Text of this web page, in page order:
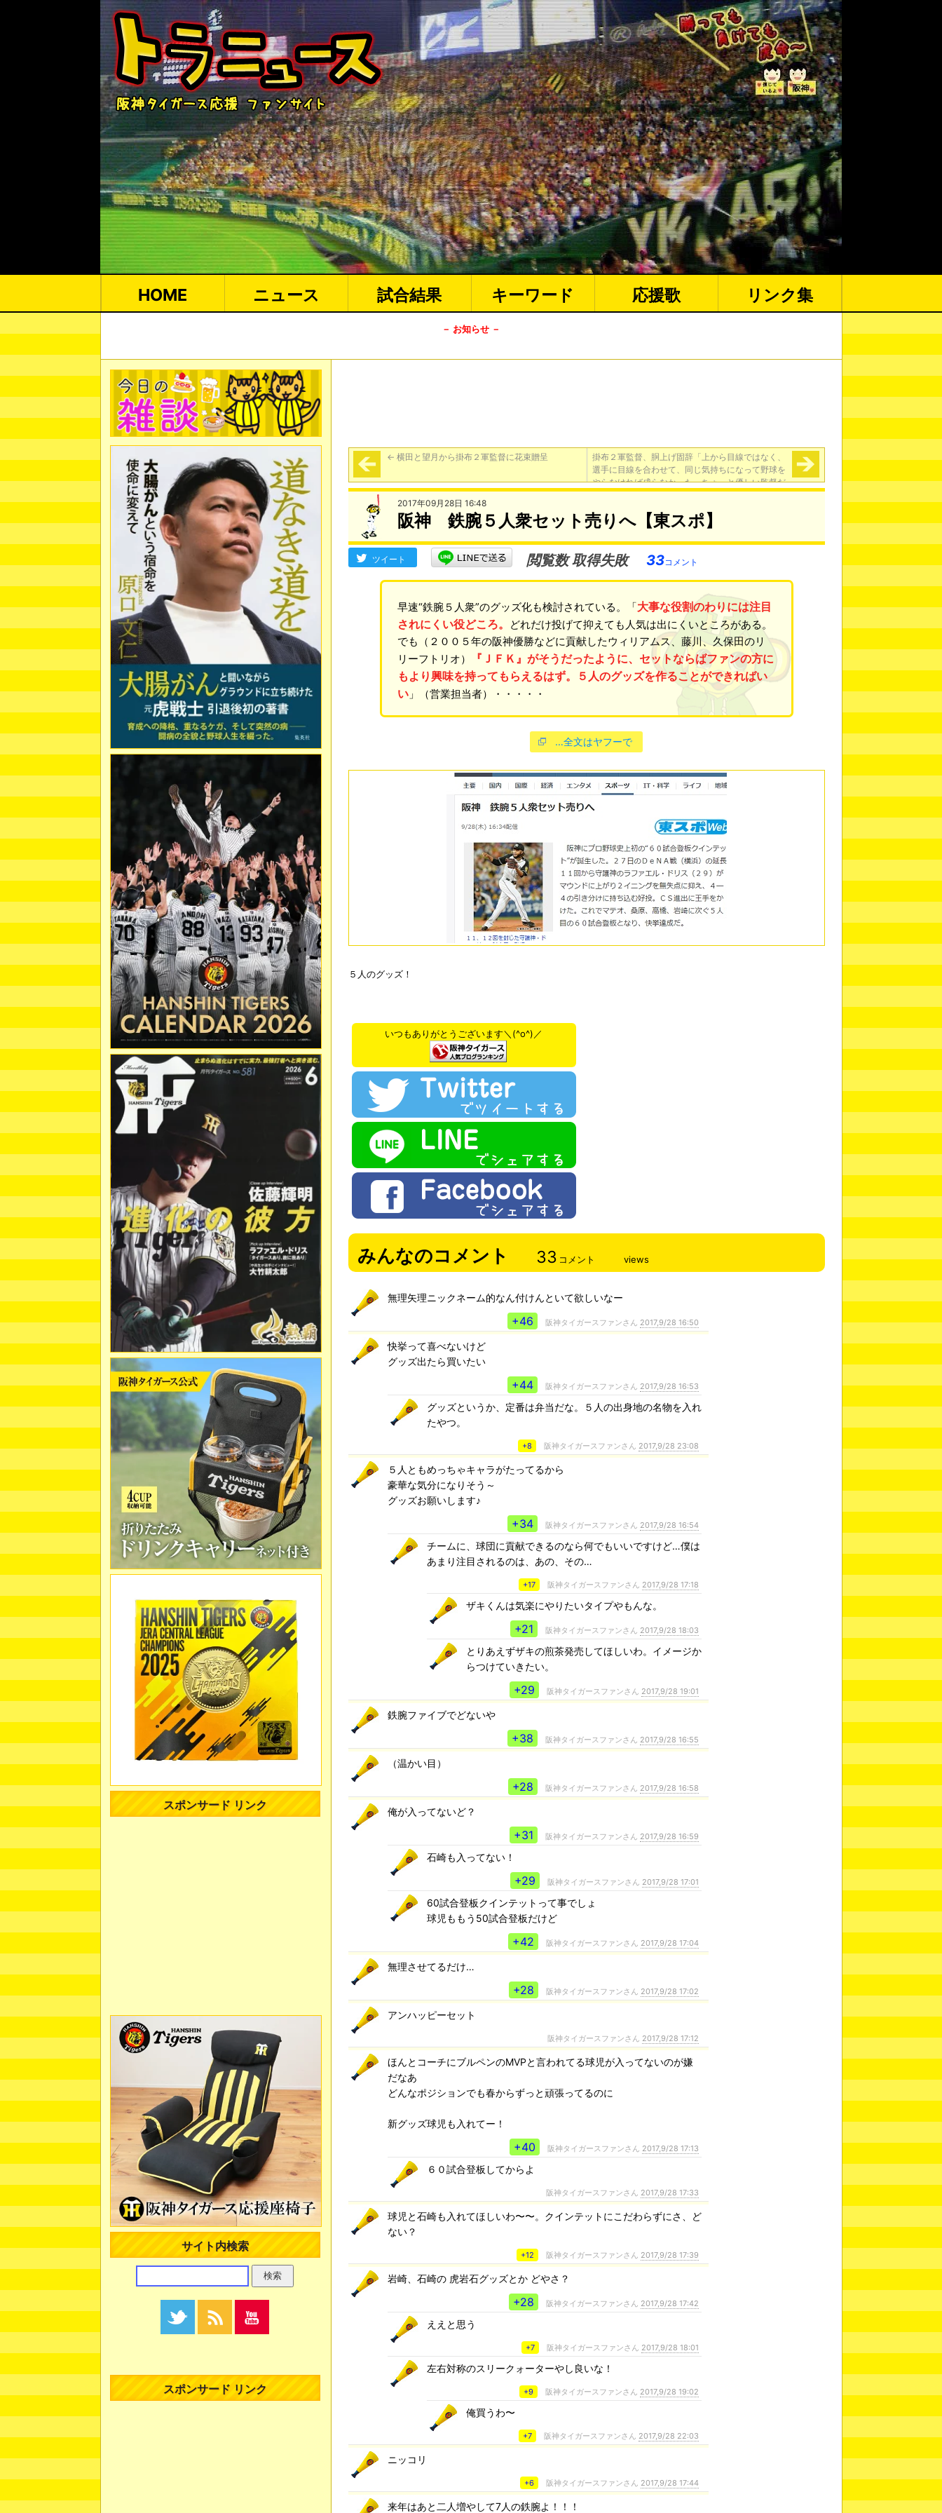
HOME ニュース 試合結果 キーワード 応援歌 リンク集
－ お知らせ －
← 横田と望月から掛布２軍監督に花束贈呈
掛布２軍監督、胴上げ固辞「上から目線ではなく、
選手に目線を合わせて、同じ気持ちになって野球を
やらなければ成らなかった、ちょっと優しい監督だ
ったかも知れない」→
2017年09月28日 16:48
阪神 鉄腕５人衆セット売りへ【東スポ】
ツイート 閲覧数 取得失敗 33コメント
早速“鉄腕５人衆”のグッズ化も検討されている。「大事な役割のわりには注目
されにくい役どころ。
どれだけ投げて抑えても人気は出にくいところがある。
でも（２００５年の阪神優勝などに貢献したウィリアムス、藤川、久保田のリ
リーフトリオ）
『ＪＦＫ』がそうだったように、セットならばファンの方に
もより興味を持ってもらえるはず。５人のグッズを作ることができればい
い 」（営業担当者）・・・・・
…全文はヤフーで
５人のグッズ！
いつもありがとうございます＼(^o^)／
みんなのコメント 33 コメント views
無理矢理ニックネーム的なん付けんといて欲しいなー
+46 阪神タイガースファンさん 2017,9/28 16:50
快挙って喜べないけど
グッズ出たら買いたい
+44 阪神タイガースファンさん 2017,9/28 16:53
グッズというか、定番は弁当だな。５人の出身地の名物を入れ
たやつ。
+8 阪神タイガースファンさん 2017,9/28 23:08
５人ともめっちゃキャラがたってるから
豪華な気分になりそう～
グッズお願いします♪
+34 阪神タイガースファンさん 2017,9/28 16:54
チームに、球団に貢献できるのなら何でもいいですけど…僕は
あまり注目されるのは、あの、その…
+17 阪神タイガースファンさん 2017,9/28 17:18
ザキくんは気楽にやりたいタイプやもんな。
+21 阪神タイガースファンさん 2017,9/28 18:03
とりあえずザキの煎茶発売してほしいわ。イメージか
らつけていきたい。
+29 阪神タイガースファンさん 2017,9/28 19:01
鉄腕ファイブでどないや
+38 阪神タイガースファンさん 2017,9/28 16:55
（温かい目）
+28 阪神タイガースファンさん 2017,9/28 16:58
俺が入ってないど？
+31 阪神タイガースファンさん 2017,9/28 16:59
石崎も入ってない！
+29 阪神タイガースファンさん 2017,9/28 17:01
60試合登板クインテットって事でしょ
球児ももう50試合登板だけど
+42 阪神タイガースファンさん 2017,9/28 17:04
無理させてるだけ…
+28 阪神タイガースファンさん 2017,9/28 17:02
アンハッピーセット
阪神タイガースファンさん 2017,9/28 17:12
ほんとコーチにブルペンのMVPと言われてる球児が入ってないのが嫌
だなあ
どんなポジションでも春からずっと頑張ってるのに
新グッズ球児も入れてー！
+40 阪神タイガースファンさん 2017,9/28 17:13
６０試合登板してからよ
阪神タイガースファンさん 2017,9/28 17:33
球児と石崎も入れてほしいわ〜〜。クインテットにこだわらずにさ、ど
ない？
+12 阪神タイガースファンさん 2017,9/28 17:39
岩崎、石崎の 虎岩石グッズとか どやさ？
+28 阪神タイガースファンさん 2017,9/28 17:42
ええと思う
+7 阪神タイガースファンさん 2017,9/28 18:01
左右対称のスリークォーターやし良いな！
+9 阪神タイガースファンさん 2017,9/28 19:02
俺買うわ〜
+7 阪神タイガースファンさん 2017,9/28 22:03
ニッコリ
+6 阪神タイガースファンさん 2017,9/28 17:44
来年はあと二人増やして7人の鉄腕よ！！！
スポンサード リンク
サイト内検索
スポンサード リンク